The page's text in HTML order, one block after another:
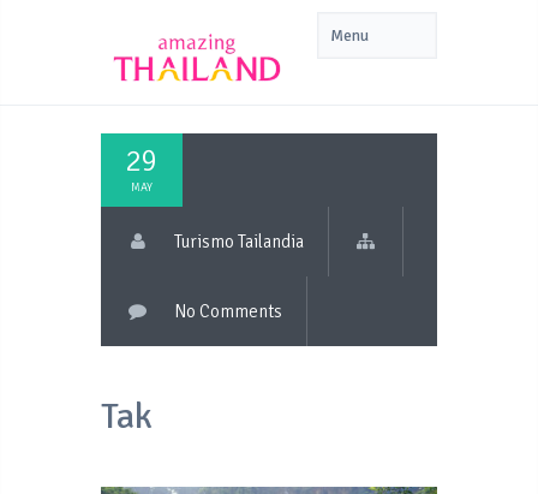
29
MAY
Turismo Tailandia
No Comments
Tak